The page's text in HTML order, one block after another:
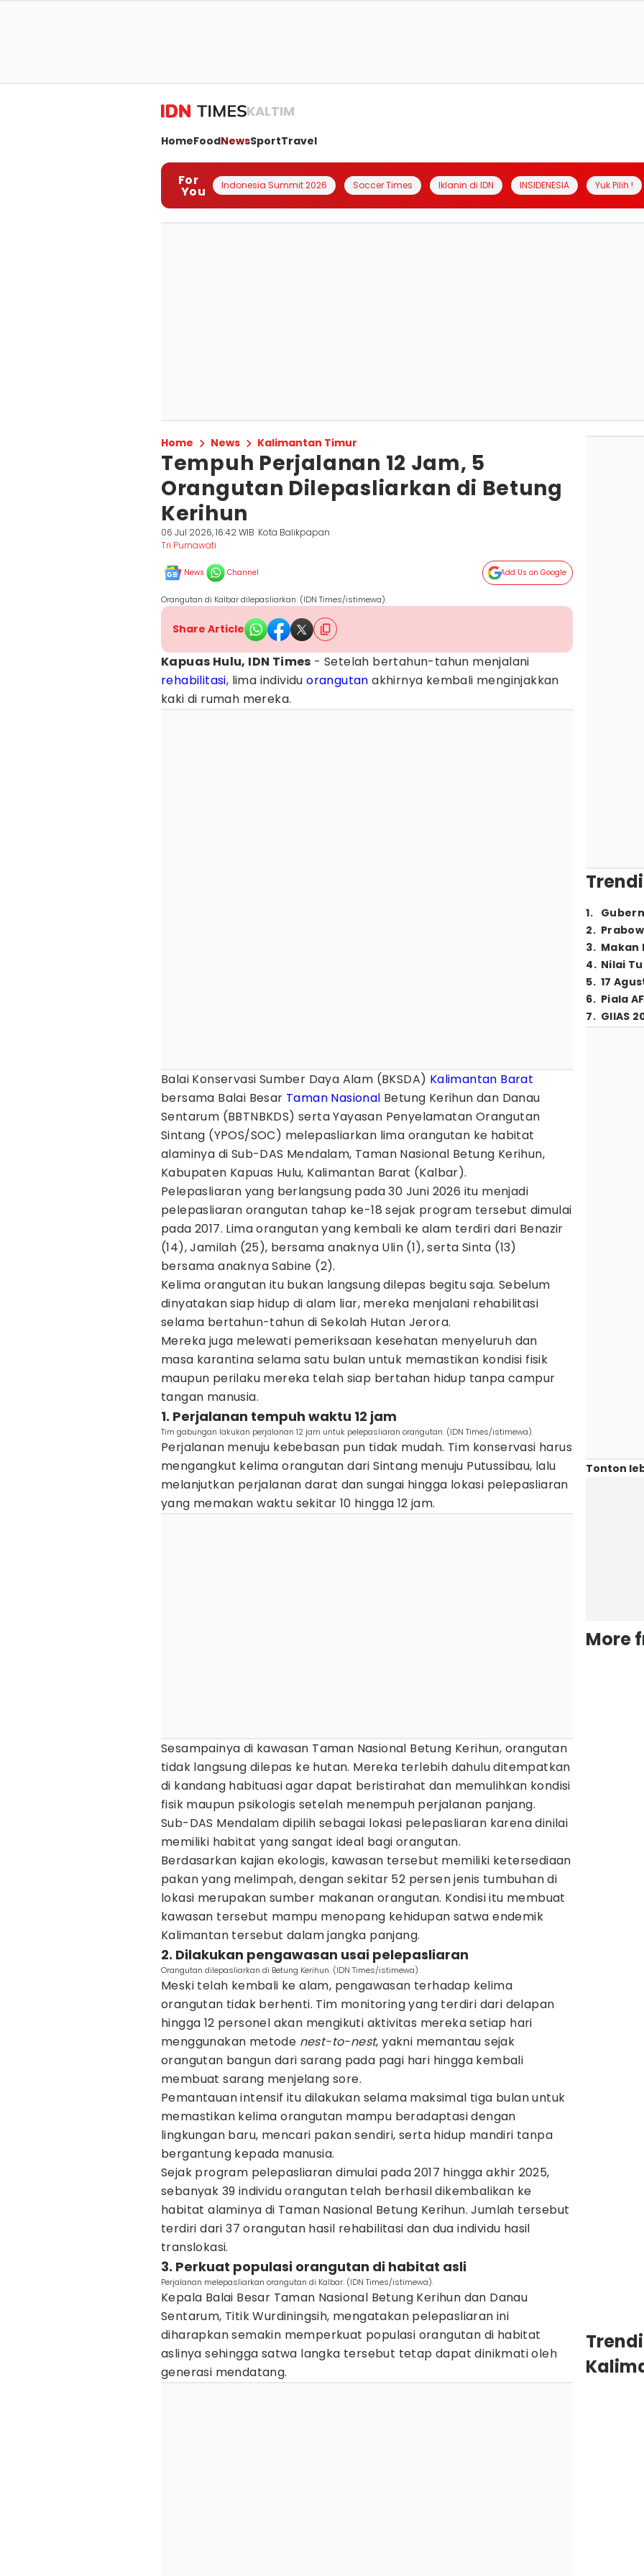
KALTIM
HomeFoodNewsSportTravel
For
You Indonesia Summit 2026 Soccer Times Iklanin di IDN INSIDENESIA Yuk Pilih !
Home News Kalimantan Timur
Tempuh Perjalanan 12 Jam, 5
Orangutan Dilepasliarkan di Betung
Kerihun
06 Jul 2026, 16:42 WIB Kota Balikpapan
Tri Purnawati
News Channel Add Us on Google
Orangutan di Kalbar dilepasliarkan. (IDN Times/istimewa).
Share Article
Kapuas Hulu, IDN Times - Setelah bertahun-tahun menjalani
rehabilitasi, lima individuorangutan akhirnya kembali menginjakkan
kaki di rumah mereka.
Balai Konservasi Sumber Daya Alam (BKSDA) Kalimantan Barat
bersama Balai Besar Taman Nasional Betung Kerihun dan Danau
Sentarum (BBTNBKDS) serta Yayasan Penyelamatan Orangutan
Sintang (YPOS/SOC) melepasliarkan lima orangutan ke habitat
alaminya di Sub-DAS Mendalam, Taman Nasional Betung Kerihun,
Kabupaten Kapuas Hulu, Kalimantan Barat (Kalbar).
Pelepasliaran yang berlangsung pada 30 Juni 2026 itu menjadi
pelepasliaran orangutan tahap ke-18 sejak program tersebut dimulai
pada 2017. Lima orangutan yang kembali ke alam terdiri dari Benazir
(14), Jamilah (25), bersama anaknya Ulin (1), serta Sinta (13)
bersama anaknya Sabine (2).
Kelima orangutan itu bukan langsung dilepas begitu saja. Sebelum
dinyatakan siap hidup di alam liar, mereka menjalani rehabilitasi
selama bertahun-tahun di Sekolah Hutan Jerora.
Mereka juga melewati pemeriksaan kesehatan menyeluruh dan
masa karantina selama satu bulan untuk memastikan kondisi fisik
maupun perilaku mereka telah siap bertahan hidup tanpa campur
tangan manusia.
1. Perjalanan tempuh waktu 12 jam
Tim gabungan lakukan perjalanan 12 jam untuk pelepasliaran orangutan. (IDN Times/istimewa).
Perjalanan menuju kebebasan pun tidak mudah. Tim konservasi harus
mengangkut kelima orangutan dari Sintang menuju Putussibau, lalu
melanjutkan perjalanan darat dan sungai hingga lokasi pelepasliaran
yang memakan waktu sekitar 10 hingga 12 jam.
Sesampainya di kawasan Taman Nasional Betung Kerihun, orangutan
tidak langsung dilepas ke hutan. Mereka terlebih dahulu ditempatkan
di kandang habituasi agar dapat beristirahat dan memulihkan kondisi
fisik maupun psikologis setelah menempuh perjalanan panjang.
Sub-DAS Mendalam dipilih sebagai lokasi pelepasliaran karena dinilai
memiliki habitat yang sangat ideal bagi orangutan.
Berdasarkan kajian ekologis, kawasan tersebut memiliki ketersediaan
pakan yang melimpah, dengan sekitar 52 persen jenis tumbuhan di
lokasi merupakan sumber makanan orangutan. Kondisi itu membuat
kawasan tersebut mampu menopang kehidupan satwa endemik
Kalimantan tersebut dalam jangka panjang.
2. Dilakukan pengawasan usai pelepasliaran
Orangutan dilepasliarkan di Betung Kerihun. (IDN Times/istimewa).
Meski telah kembali ke alam, pengawasan terhadap kelima
orangutan tidak berhenti. Tim monitoring yang terdiri dari delapan
hingga 12 personel akan mengikuti aktivitas mereka setiap hari
menggunakan metode nest-to-nest, yakni memantau sejak
orangutan bangun dari sarang pada pagi hari hingga kembali
membuat sarang menjelang sore.
Pemantauan intensif itu dilakukan selama maksimal tiga bulan untuk
memastikan kelima orangutan mampu beradaptasi dengan
lingkungan baru, mencari pakan sendiri, serta hidup mandiri tanpa
bergantung kepada manusia.
Sejak program pelepasliaran dimulai pada 2017 hingga akhir 2025,
sebanyak 39 individu orangutan telah berhasil dikembalikan ke
habitat alaminya di Taman Nasional Betung Kerihun. Jumlah tersebut
terdiri dari 37 orangutan hasil rehabilitasi dan dua individu hasil
translokasi.
3. Perkuat populasi orangutan di habitat asli
Perjalanan melepasliarkan orangutan di Kalbar. (IDN Times/istimewa).
Kepala Balai Besar Taman Nasional Betung Kerihun dan Danau
Sentarum, Titik Wurdiningsih, mengatakan pelepasliaran ini
diharapkan semakin memperkuat populasi orangutan di habitat
aslinya sehingga satwa langka tersebut tetap dapat dinikmati oleh
generasi mendatang.
1.
2.
3. Makan
4. Nilai
5. 17
6. Piala
7. GIIAS
Tonton
More